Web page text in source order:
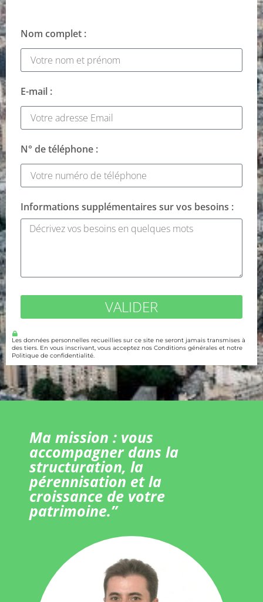
Nom complet :
E-mail :
N° de téléphone :
Informations supplémentaires sur vos besoins :
VALIDER
Les données personnelles recueillies sur ce site ne seront jamais transmises à
des tiers. En vous inscrivant, vous acceptez nos Conditions générales et notre
Politique de confidentialité.
Ma mission : vous
accompagner dans la
structuration, la
pérennisation et la
croissance de votre
patrimoine.”